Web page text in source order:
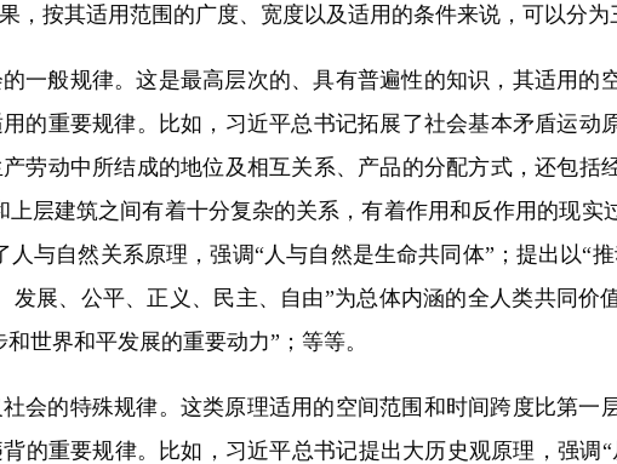
，按其适用范围的广度、宽度以及适用的条件来说，可以分为
规律。这是最高层次的、具有普遍性的知识，其适用的空
的重要规律。比如，习近平总书记拓展了社会基本矛盾运动
劳动中所结成的地位及相互关系、产品的分配方式，还包括
层建筑之间有着十分复杂的关系，有着作用和反作用的现实
与自然关系原理，强调“人与自然是生命共同体”；提出以“
发展、公平、正义、民主、自由”为总体内涵的全人类共同价
世界和平发展的重要动力”；等等。
特殊规律。这类原理适用的空间范围和时间跨度比第一
的重要规律。比如，习近平总书记提出大历史观原理，强调